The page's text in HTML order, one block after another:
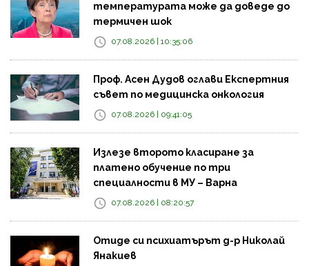
температурата може да доведе до
термичен шок
07.08.2026 | 10:35:06
Проф. Асен Дудов оглави Експертния
съвет по медицинска онкология
07.08.2026 | 09:41:05
Излезе второто класиране за
платено обучение по три
специалности в МУ – Варна
07.08.2026 | 08:20:57
Отиде си психиатърът д-р Николай
Янакиев